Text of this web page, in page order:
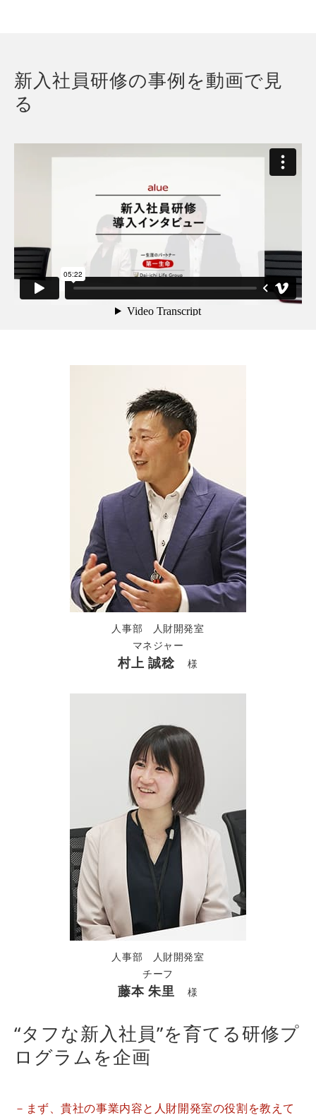
新入社員研修の事例を動画で見
る
人事部 人財開発室
マネジャー
村上 誠稔 様
人事部 人財開発室
チーフ
藤本 朱里 様
“タフな新入社員”を育てる研修プ
ログラムを企画
－まず、貴社の事業内容と人財開発室の役割を教えて